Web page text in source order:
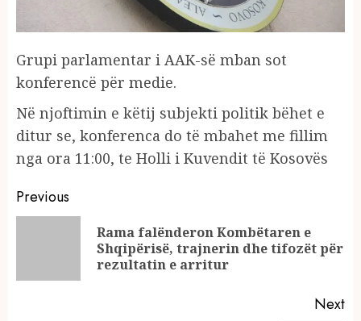
Grupi parlamentar i AAK-së mban sot
konferencë për medie.
Në njoftimin e këtij subjekti politik bëhet e
ditur se, konferenca do të mbahet me fillim
nga ora 11:00, te Holli i Kuvendit të Kosovës
Continue
Reading
Previous
Rama falënderon Kombëtaren e
Shqipërisë, trajnerin dhe tifozët për
rezultatin e arritur
Next